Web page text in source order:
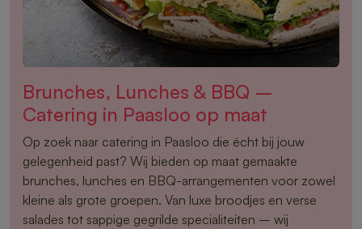
Brunches, Lunches & BBQ –
Catering in Paasloo op maat
Op zoek naar catering in Paasloo die écht bij jouw
gelegenheid past? Wij bieden op maat gemaakte
brunches, lunches en BBQ-arrangementen voor zowel
kleine als grote groepen. Van luxe broodjes en verse
salades tot sappige gegrilde specialiteiten – wij